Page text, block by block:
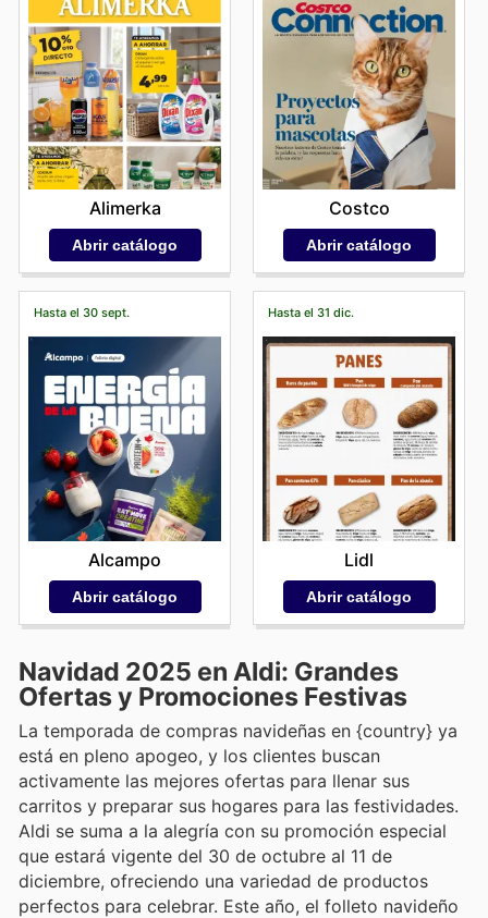
Alimerka
Abrir catálogo
Costco
Abrir catálogo
Hasta el 30 sept.
Alcampo
Abrir catálogo
Hasta el 31 dic.
Lidl
Abrir catálogo
Navidad 2025 en Aldi: Grandes
Ofertas y Promociones Festivas
La temporada de compras navideñas en {country} ya
está en pleno apogeo, y los clientes buscan
activamente las mejores ofertas para llenar sus
carritos y preparar sus hogares para las festividades.
Aldi se suma a la alegría con su promoción especial
que estará vigente del 30 de octubre al 11 de
diciembre, ofreciendo una variedad de productos
perfectos para celebrar. Este año, el folleto navideño